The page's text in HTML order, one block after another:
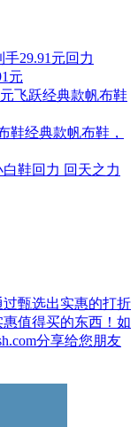
回力
元
飞跃经典款帆布鞋
经典款帆布鞋，
回力 回天之力
甄选出实惠的打折
值得买的东西！如
分享给您朋友